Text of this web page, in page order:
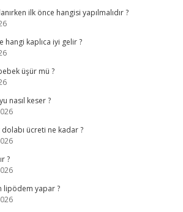
ilk önce hangisi yapılmalıdır ?
hangi kaplıca iyi gelir ?
üşür mü ?
nasıl keser ?
ücreti ne kadar ?
?
lipödem yapar ?